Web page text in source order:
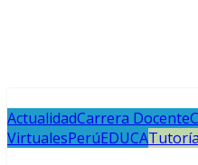
ActualidadCarrera Docente
VirtualesPerúEDUCA